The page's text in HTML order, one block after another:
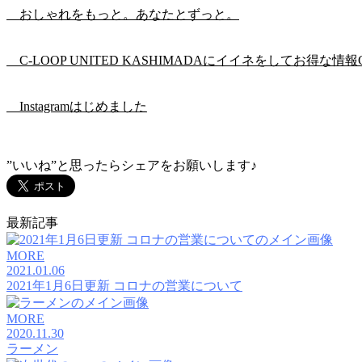
おしゃれをもっと。あなたとずっと。
C-LOOP UNITED KASHIMADAにイイネをしてお得な情報
Instagramはじめました
”いいね”と思ったらシェアをお願いします♪
最新記事
MORE
2021.01.06
2021年1月6日更新 コロナの営業について
MORE
2020.11.30
ラーメン